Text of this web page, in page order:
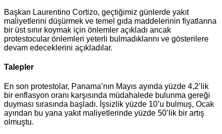
Başkan Laurentino Cortizo, geçtiğimiz günlerde yakıt
maliyetlerini düşürmek ve temel gıda maddelerinin fiyatlarına
bir üst sınır koymak için önlemler açıkladı ancak
protestocular önlemleri yeterli bulmadıklarını ve gösterilere
devam edeceklerini açıkladılar.
Talepler
En son protestolar, Panama’nın Mayıs ayında yüzde 4,2’lik
bir enflasyon oranı karşısında müdahalede bulunma gereği
duyması sırasında başladı. İşsizlik yüzde 10’u bulmuş, Ocak
ayından bu yana yakıt maliyetlerinde yüzde 50’lik bir artış
olmuştu.